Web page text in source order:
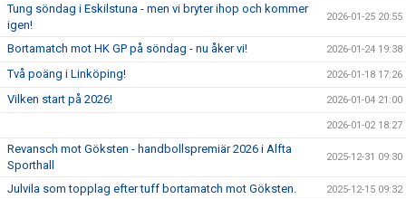
Tung söndag i Eskilstuna - men vi bryter ihop och kommer
igen!
2026-01-25 20:55
Bortamatch mot HK GP på söndag - nu åker vi! 2026-01-24 19:38
Två poäng i Linköping! 2026-01-18 17:26
Vilken start på 2026! 2026-01-04 21:00
2026-01-02 18:27
Revansch mot Göksten - handbollspremiär 2026 i Alfta
Sporthall
2025-12-31 09:30
Julvila som topplag efter tuff bortamatch mot Göksten. 2025-12-15 09:32